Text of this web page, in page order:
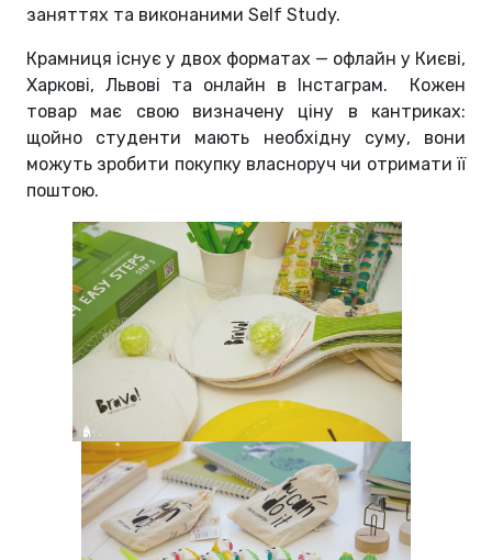
заняттях та виконаними Self Study.
Крамниця існує у двох форматах — офлайн у Києві,
Харкові, Львові та онлайн в Інстаграм. Кожен
товар має свою визначену ціну в кантриках:
щойно студенти мають необхідну суму, вони
можуть зробити покупку власноруч чи отримати її
поштою.